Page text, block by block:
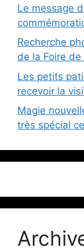
Le message
Recherche
de la Foire de
Les petits
recevoir la
Magie
très spécial